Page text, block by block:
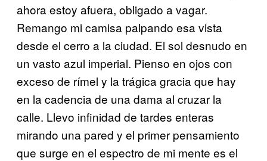
ahora estoy afuera, obligado a vagar.
Remango mi camisa palpando esa vista
desde el cerro a la ciudad. El sol desnudo en
un vasto azul imperial. Pienso en ojos con
exceso de rímel y la trágica gracia que hay
en la cadencia de una dama al cruzar la
calle. Llevo infinidad de tardes enteras
mirando una pared y el primer pensamiento
que surge en el espectro de mi mente es el